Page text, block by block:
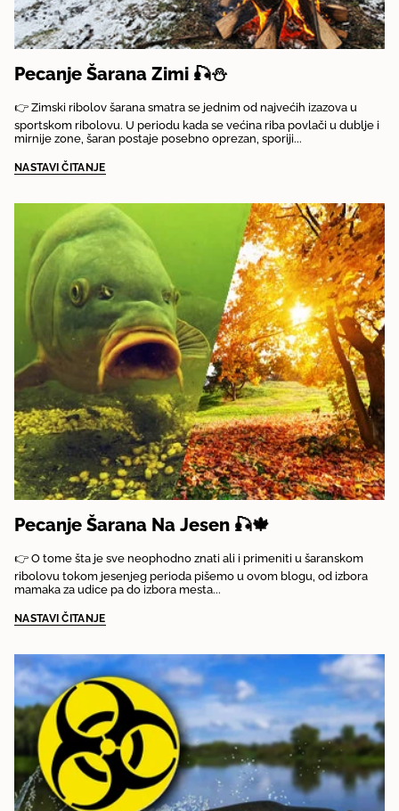
Pecanje Šarana Zimi 🎣⛄
👉 Zimski ribolov šarana smatra se jednim od najvećih izazova u
sportskom ribolovu. U periodu kada se većina riba povlači u dublje i
mirnije zone, šaran postaje posebno oprezan, sporiji...
NASTAVI ČITANJE
Pecanje Šarana Na Jesen 🎣🍁
👉 O tome šta je sve neophodno znati ali i primeniti u šaranskom
ribolovu tokom jesenjeg perioda pišemo u ovom blogu, od izbora
mamaka za udice pa do izbora mesta...
NASTAVI ČITANJE